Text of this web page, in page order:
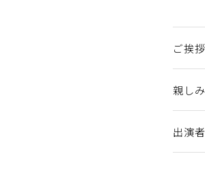
ご挨拶
親し
出演